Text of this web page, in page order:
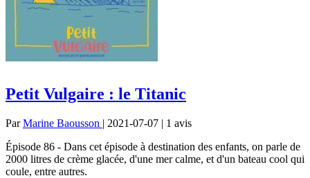
Petit Vulgaire : le Titanic
ParMarine Baousson | 2021-07-07 | 1 avis
Épisode 86 - Dans cet épisode à destination des enfants, on parle de
2000 litres de crème glacée, d'une mer calme, et d'un bateau cool qui
coule, entre autres.